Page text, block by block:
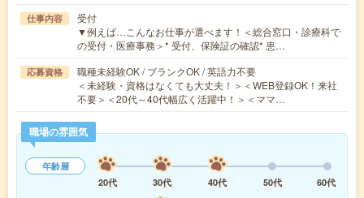
仕事内容
受付
▼例えば…こんなお仕事が選べます！＜総合窓口・診療科で
の受付・医療事務＞* 受付、保険証の確認* 患…
応募資格
職種未経験OK / ブランクOK / 英語力不要
＜未経験・資格はなくても大丈夫！＞＜WEB登録OK！来社
不要＞＜20代～40代幅広く活躍中！＞＜ママ…
職場の雰囲気
年齢層
20代
30代 40代 50代
60代